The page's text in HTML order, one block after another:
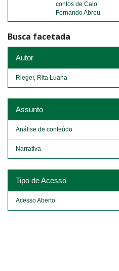
contos de Caio
Fernando Abreu
Busca facetada
Autor
Rieger, Rita Luana
Assunto
Análise de conteúdo
Narrativa
Tipo de Acesso
Acesso Aberto